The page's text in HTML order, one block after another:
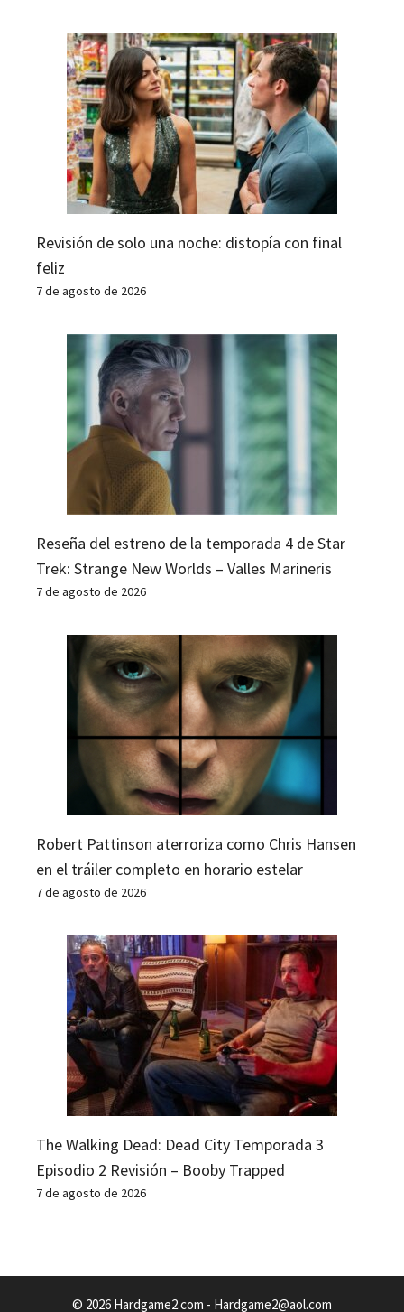
Revisión de solo una noche: distopía con final
feliz
7 de agosto de 2026
Reseña del estreno de la temporada 4 de Star
Trek: Strange New Worlds – Valles Marineris
7 de agosto de 2026
Robert Pattinson aterroriza como Chris Hansen
en el tráiler completo en horario estelar
7 de agosto de 2026
The Walking Dead: Dead City Temporada 3
Episodio 2 Revisión – Booby Trapped
7 de agosto de 2026
© 2026 Hardgame2.com - Hardgame2@aol.com